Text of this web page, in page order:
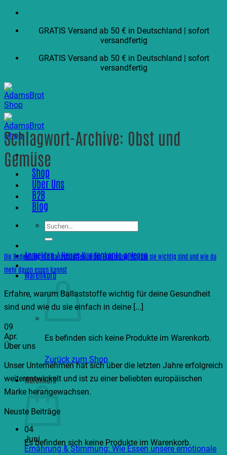
Zum
springen
GRATIS Versand ab 50 € in Deutschland | sofort
versandfertig
GRATIS Versand ab 50 € in Deutschland | sofort
versandfertig
Shop
Über Uns
B2B
Blog
Suchen
nach:
Anmelden / Neues Kundenkonto anlegen
Warenkorb
Es befinden sich keine Produkte im Warenkorb.
Zurück zum Shop
Warenkorb
Es befinden sich keine Produkte im Warenkorb.
Schlagwort-Archive: Obst und
Gemüse
Die Bedeutung von Ballaststoffen in der Ernährung: Warum sie wichtig sind und wie du
mehr davon essen kannst
Erfahre, warum Ballaststoffe wichtig für deine Gesundheit
sind und wie du sie einfach in deine [...]
09
Apr.
Über uns
Unser Unternehmen hat sich über die letzten Jahre erfolgreich
weiterentwickelt und ist zu einer beliebten europäischen
Marke herangewachsen.
Neuste Beiträge
04
Juni
Ernährung & Stimmung: Wie Essen unsere emotionale